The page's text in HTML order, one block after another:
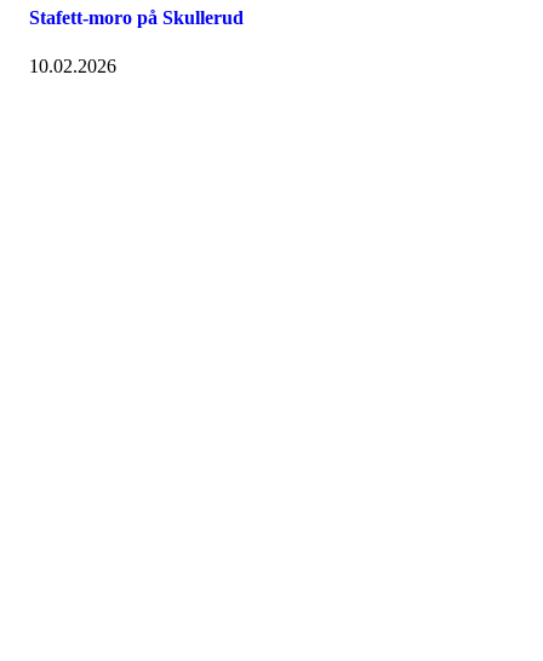
Stafett-moro på Skullerud
10.02.2026